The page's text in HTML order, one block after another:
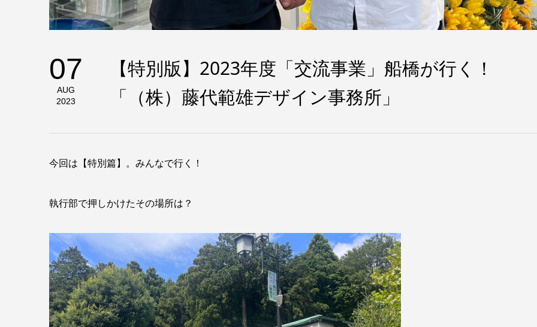
07
AUG
2023
【特別版】2023年度「交流事業」船橋が行く！
「（株）藤代範雄デザイン事務所」
今回は【特別篇】。みんなで行く！
執行部で押しかけたその場所は？